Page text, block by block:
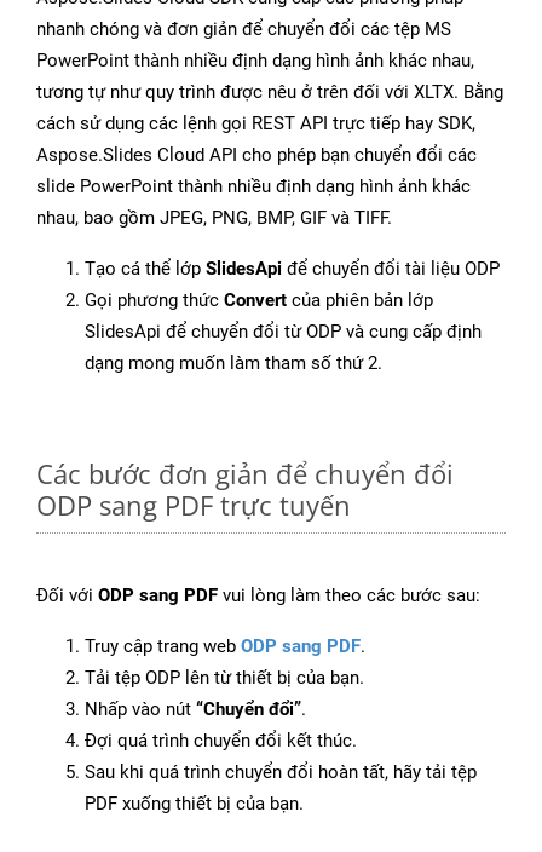
nhanh chóng và đơn giản để chuyển đổi các tệp MS
PowerPoint thành nhiều định dạng hình ảnh khác nhau,
tương tự như quy trình được nêu ở trên đối với XLTX. Bằng
cách sử dụng các lệnh gọi REST API trực tiếp hay SDK,
Aspose.Slides Cloud API cho phép bạn chuyển đổi các
slide PowerPoint thành nhiều định dạng hình ảnh khác
nhau, bao gồm JPEG, PNG, BMP, GIF và TIFF.
Tạo cá thể lớp SlidesApi để chuyển đổi tài liệu ODP
Gọi phương thức Convert của phiên bản lớp
SlidesApi để chuyển đổi từ ODP và cung cấp định
dạng mong muốn làm tham số thứ 2.
Các bước đơn giản để chuyển đổi
ODP sang PDF trực tuyến
Đối với ODP sang PDF vui lòng làm theo các bước sau:
Truy cập trang web ODP sang PDF.
Tải tệp ODP lên từ thiết bị của bạn.
Nhấp vào nút “Chuyển đổi”.
Đợi quá trình chuyển đổi kết thúc.
Sau khi quá trình chuyển đổi hoàn tất, hãy tải tệp
PDF xuống thiết bị của bạn.